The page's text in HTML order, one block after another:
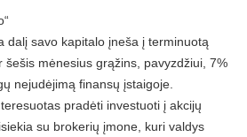
dalį savo kapitalo įneša į terminuotą
šešis mėnesius grąžins, pavyzdžiui, 7%
nejudėjimą finansų įstaigoje.
pradėti investuoti į akcijų
su brokerių įmone, kuri valdys